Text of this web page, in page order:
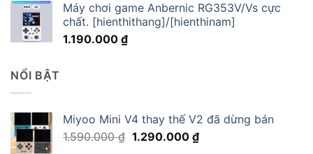
Máy chơi game Anbernic RG353V/Vs cực
chất. [hienthithang]/[hienthinam]
1.190.000 ₫
NỔI BẬT
Miyoo Mini V4 thay thế V2 đã dừng bán
1.590.000₫ Giá
1.290.000 ₫Giá